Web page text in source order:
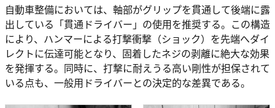
自動車整備においては、軸部がグリップを貫通して後端に露
出している「貫通ドライバー」の使用を推奨する。この構造
により、ハンマーによる打撃衝撃（ショック）を先端へダイ
レクトに伝達可能となり、固着したネジの剥離に絶大な効果
を発揮する。同時に、打撃に耐えうる高い剛性が担保されて
いる点も、一般用ドライバーとの決定的な差異である。